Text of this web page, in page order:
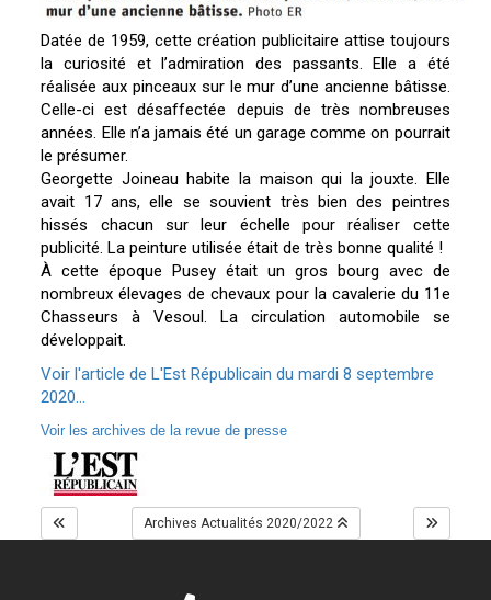
Datée de 1959, cette création publicitaire attise toujours
la curiosité et l’admiration des passants. Elle a été
réalisée aux pinceaux sur le mur d’une ancienne bâtisse.
Celle-ci est désaffectée depuis de très nombreuses
années. Elle n’a jamais été un garage comme on pourrait
le présumer.
Georgette Joineau habite la maison qui la jouxte. Elle
avait 17 ans, elle se souvient très bien des peintres
hissés chacun sur leur échelle pour réaliser cette
publicité. La peinture utilisée était de très bonne qualité !
À cette époque Pusey était un gros bourg avec de
nombreux élevages de chevaux pour la cavalerie du 11e
Chasseurs à Vesoul. La circulation automobile se
développait.
Voir l'article de L'Est Républicain du mardi 8 septembre
2020...
Voir les archives de la revue de presse
Archives Actualités 2020/2022